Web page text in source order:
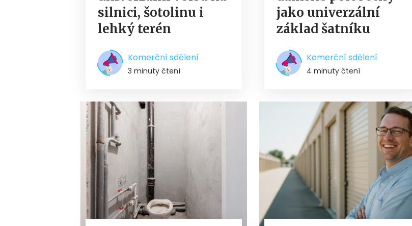
silnici, šotolinu i
lehký terén
Komerční sdělení
3 minuty čtení
jako univerzální
základ šatníku
Komerční sdělení
4 minuty čtení